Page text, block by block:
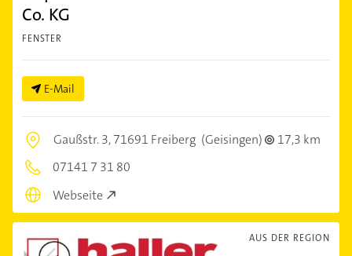
Co. KG
FENSTER
E-Mail
Gaußstr. 3,71691 Freiberg (Geisingen)
17,3 km
07141 7 31 80
Webseite
AUS DER REGION